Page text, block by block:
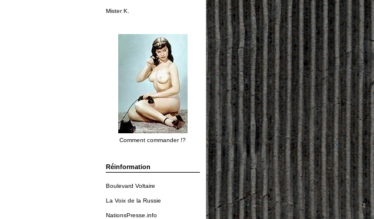
Mister K.
Comment commander !?
Réinformation
Boulevard Voltaire
La Voix de la Russie
NationsPresse.info